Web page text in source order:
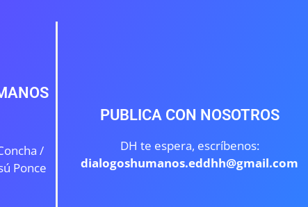
/
Ponce
PUBLICA CON NOSOTROS
DH te espera, escríbenos:
dialogoshumanos.eddhh@gmail.com